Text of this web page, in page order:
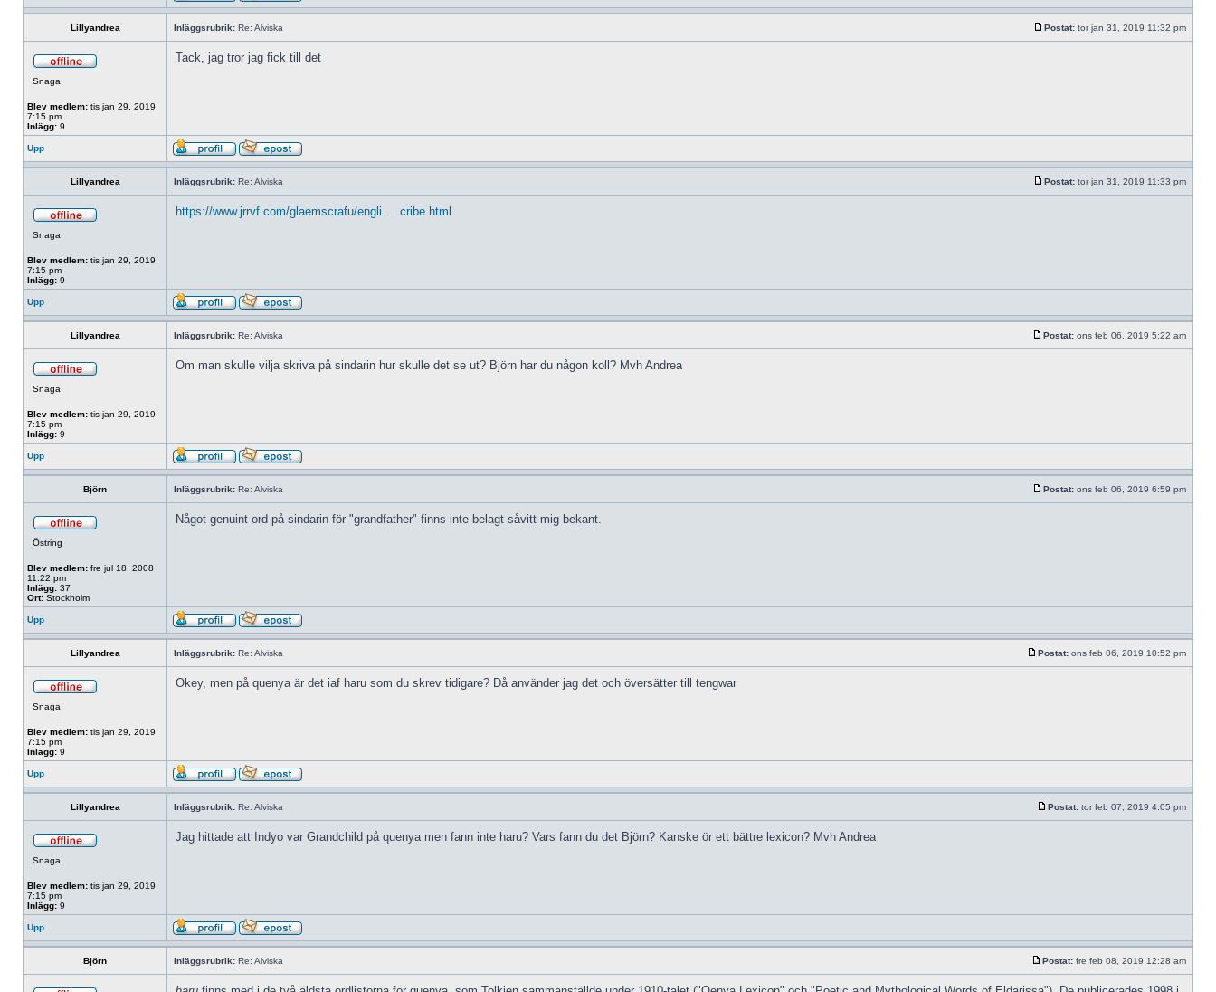
Lillyandrea Inläggsrubrik: Re: Alviska Postat: tor jan 31, 2019 11:32 pm
Snaga
Blev medlem: tis jan 29, 2019
7:15 pm
Inlägg: 9
Tack, jag tror jag fick till det
Upp
Lillyandrea Inläggsrubrik: Re: Alviska Postat: tor jan 31, 2019 11:33 pm
Snaga
Blev medlem: tis jan 29, 2019
7:15 pm
Inlägg: 9
https://www.jrrvf.com/glaemscrafu/engli ... cribe.html
Upp
Lillyandrea Inläggsrubrik: Re: Alviska Postat: ons feb 06, 2019 5:22 am
Snaga
Blev medlem: tis jan 29, 2019
7:15 pm
Inlägg: 9
Om man skulle vilja skriva på sindarin hur skulle det se ut? Björn har du någon koll? Mvh Andrea
Upp
Björn Inläggsrubrik: Re: Alviska Postat: ons feb 06, 2019 6:59 pm
Östring
Blev medlem: fre jul 18, 2008
11:22 pm
Inlägg: 37
Ort: Stockholm
Något genuint ord på sindarin för "grandfather" finns inte belagt såvitt mig bekant.
Upp
Lillyandrea Inläggsrubrik: Re: Alviska Postat: ons feb 06, 2019 10:52 pm
Snaga
Blev medlem: tis jan 29, 2019
7:15 pm
Inlägg: 9
Okey, men på quenya är det iaf haru som du skrev tidigare? Då använder jag det och översätter till tengwar
Upp
Lillyandrea Inläggsrubrik: Re: Alviska Postat: tor feb 07, 2019 4:05 pm
Snaga
Blev medlem: tis jan 29, 2019
7:15 pm
Inlägg: 9
Jag hittade att Indyo var Grandchild på quenya men fann inte haru? Vars fann du det Björn? Kanske ör ett bättre lexicon? Mvh Andrea
Upp
Björn Inläggsrubrik: Re: Alviska Postat: fre feb 08, 2019 12:28 am